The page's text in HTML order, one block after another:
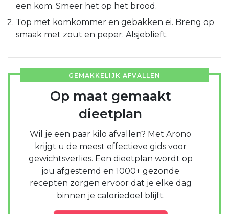
een kom. Smeer het op het brood.
Top met komkommer en gebakken ei. Breng op
smaak met zout en peper. Alsjeblieft.
GEMAKKELIJK AFVALLEN
Op maat gemaakt
dieetplan
Wil je een paar kilo afvallen? Met Arono
krijgt u de meest effectieve gids voor
gewichtsverlies. Een dieetplan wordt op
jou afgestemd en 1000+ gezonde
recepten zorgen ervoor dat je elke dag
binnen je caloriedoel blijft.